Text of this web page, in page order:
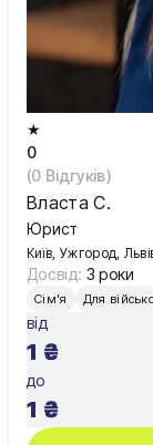
★
0
(0 Відгуків)
Власта С.
Юрист
Київ, Ужгород,
Досвід: 3 роки
Сім'я
від
1 ₴
до
1 ₴